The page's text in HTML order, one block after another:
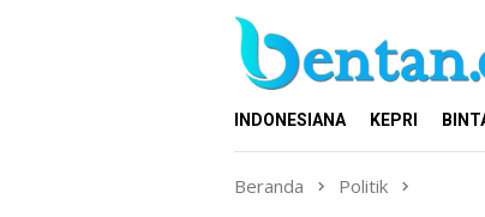
INDONESIANA KEPRI
Beranda Politik